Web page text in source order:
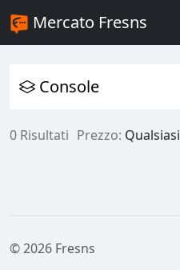
Mercato Fresns
Console
0 Risultati Prezzo: Qualsiasi
© 2026 Fresns